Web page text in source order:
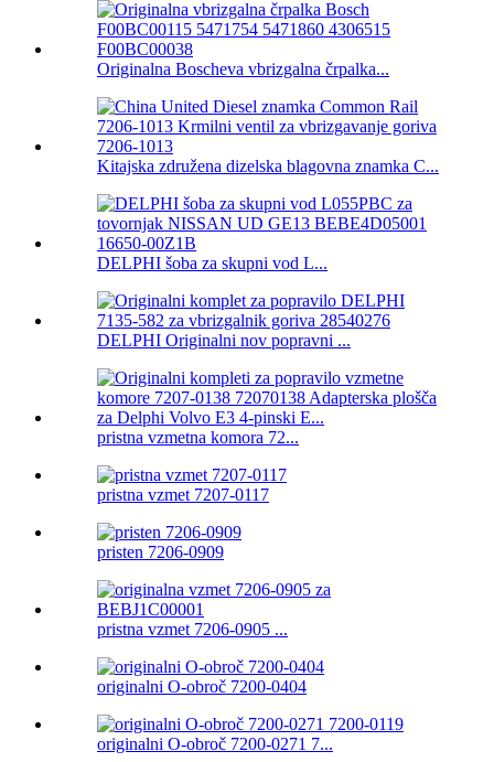
Originalna Boscheva vbrizgalna črpalka...
Kitajska združena dizelska blagovna znamka C...
DELPHI šoba za skupni vod L...
DELPHI Originalni nov popravni ...
pristna vzmetna komora 72...
pristna vzmet 7207-0117
pristen 7206-0909
pristna vzmet 7206-0905 ...
originalni O-obroč 7200-0404
originalni O-obroč 7200-0271 7...